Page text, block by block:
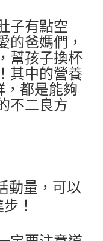
子有點空
的爸媽們，
幫孩子換杯
其中的營養
，都是能夠
不二良方